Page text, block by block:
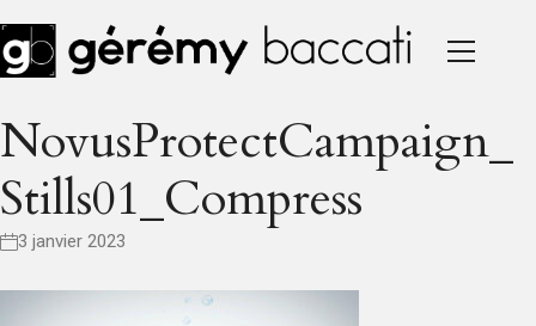
NovusProtectCampaign_
Stills01_Compress
3 janvier 2023